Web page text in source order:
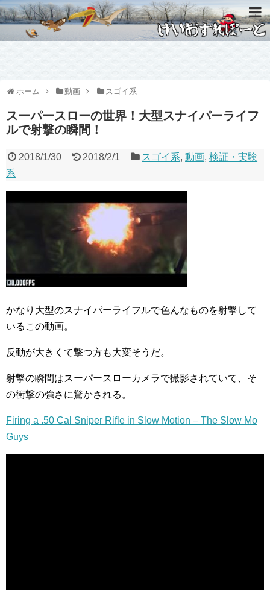
ホーム 動画 スゴイ系
スーパースローの世界！大型スナイパーライフ
ルで射撃の瞬間！
2018/1/30 2018/2/1 スゴイ系,動画,検証・実験
系
かなり大型のスナイパーライフルで色んなものを射撃して
いるこの動画。
反動が大きくて撃つ方も大変そうだ。
射撃の瞬間はスーパースローカメラで撮影されていて、そ
の衝撃の強さに驚かされる。
Firing a .50 Cal Sniper Rifle in Slow Motion – The Slow Mo
Guys